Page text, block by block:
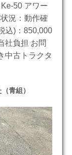
50 アワー
況：動作確
込)：850,000
社負担 お問
中古トラクタ
青組）